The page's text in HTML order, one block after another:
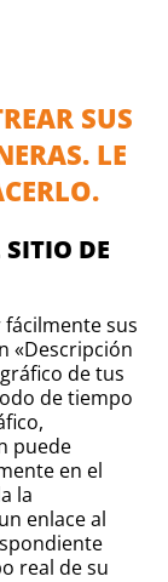
SUS
LE
DE
sus
«Descripción
de tus
de tiempo
puede
en el
la
enlace al
real de su